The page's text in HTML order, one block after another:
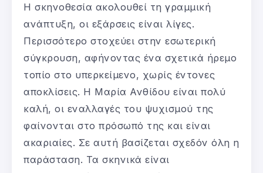
Η σκηνοθεσία ακολουθεί τη γραμμική
ανάπτυξη, οι εξάρσεις είναι λίγες.
Περισσότερο στοχεύει στην εσωτερική
σύγκρουση, αφήνοντας ένα σχετικά ήρεμο
τοπίο στο υπερκείμενο, χωρίς έντονες
αποκλίσεις. Η Μαρία Ανθίδου είναι πολύ
καλή, οι εναλλαγές του ψυχισμού της
φαίνονται στο πρόσωπό της και είναι
ακαριαίες. Σε αυτή βασίζεται σχεδόν όλη η
παράσταση. Τα σκηνικά είναι